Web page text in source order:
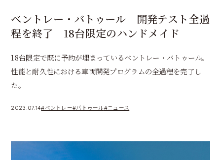
ベントレー・バトゥール 開発テスト全過
程を終了 18台限定のハンドメイド
18台限定で既に予約が埋まっているベントレー・バトゥール。
性能と耐久性における車両開発プログラムの全過程を完了し
た。
2023.07.14#ベントレー#バトゥール#ニュース